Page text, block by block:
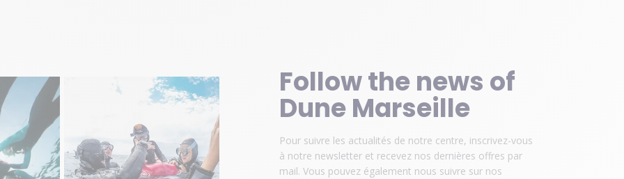
Follow the news of
Dune Marseille
Pour suivre les actualités de notre centre, inscrivez-vous
à notre newsletter et recevez nos dernières offres par
mail. Vous pouvez également nous suivre sur nos